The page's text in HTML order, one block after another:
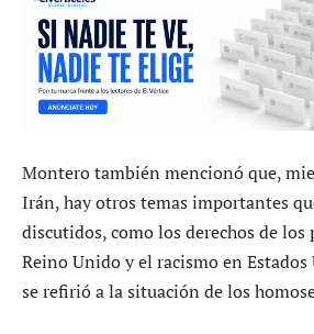
Montero también mencionó que,
Irán, hay otros temas importantes
discutidos, como los derechos de
Reino Unido y el racismo en
se refirió a la situación de los